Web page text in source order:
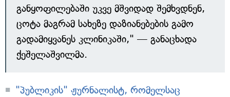
განყოფილებაში უკვე მშვიდად შემხვდნენ,
ცოტა მაგრამ სახეზე დაზიანებების გამო
გადამიყვანეს კლინიკაში," — განაცხადა
ქეშელაშვილმა.
"პუბლიკის" ჟურნალისტ, რომელსაც